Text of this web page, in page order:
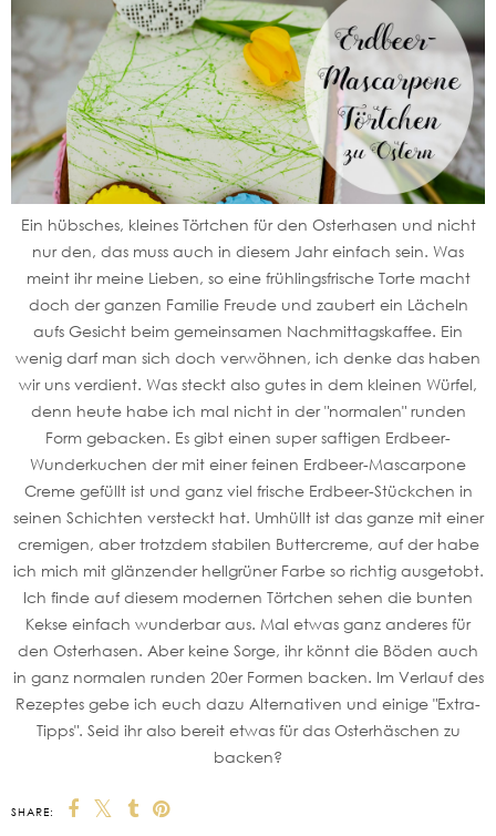
Ein hübsches, kleines Törtchen für den Osterhasen und nicht
nur den, das muss auch in diesem Jahr einfach sein. Was
meint ihr meine Lieben, so eine frühlingsfrische Torte macht
doch der ganzen Familie Freude und zaubert ein Lächeln
aufs Gesicht beim gemeinsamen Nachmittagskaffee. Ein
wenig darf man sich doch verwöhnen, ich denke das haben
wir uns verdient. Was steckt also gutes in dem kleinen Würfel,
denn heute habe ich mal nicht in der "normalen" runden
Form gebacken. Es gibt einen super saftigen Erdbeer-
Wunderkuchen der mit einer feinen Erdbeer-Mascarpone
Creme gefüllt ist und ganz viel frische Erdbeer-Stückchen in
seinen Schichten versteckt hat. Umhüllt ist das ganze mit einer
cremigen, aber trotzdem stabilen Buttercreme, auf der habe
ich mich mit glänzender hellgrüner Farbe so richtig ausgetobt.
Ich finde auf diesem modernen Törtchen sehen die bunten
Kekse einfach wunderbar aus. Mal etwas ganz anderes für
den Osterhasen. Aber keine Sorge, ihr könnt die Böden auch
in ganz normalen runden 20er Formen backen. Im Verlauf des
Rezeptes gebe ich euch dazu Alternativen und einige "Extra-
Tipps". Seid ihr also bereit etwas für das Osterhäschen zu
backen?
SHARE: